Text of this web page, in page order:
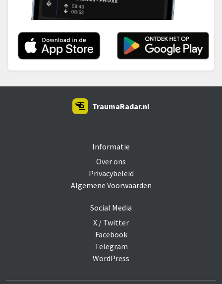
Informatie
Over ons
Privacybeleid
Algemene Voorwaarden
Social Media
X / Twitter
Facebook
Telegram
WordPress
TraumaRadar.nl